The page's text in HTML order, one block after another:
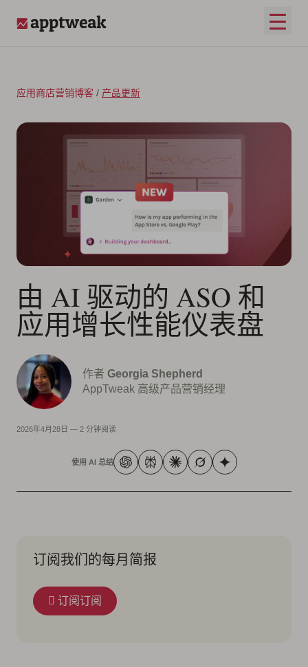
打开
应用商店营销博客 / 产品更新
由 AI 驱动的 ASO 和
应用增长性能仪表盘
作者 Georgia Shepherd
AppTweak 高级产品营销经理
2026年4月28日 — 2 分钟阅读
使用 AI 总结
订阅我们的每月简报
订阅订阅